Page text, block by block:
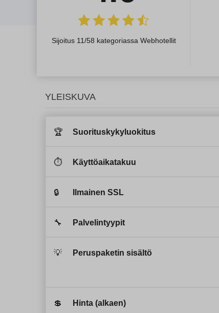
Sijoitus 11/58 kategoriassa Webhotellit
YLEISKUVA
🏆 Suorituskykyluokitus
⏱️ Käyttöaikatakuu
🔒 Ilmainen SSL
🔧 Palvelintyypit
💡 Peruspaketin sisältö
💲 Hinta (alkaen)